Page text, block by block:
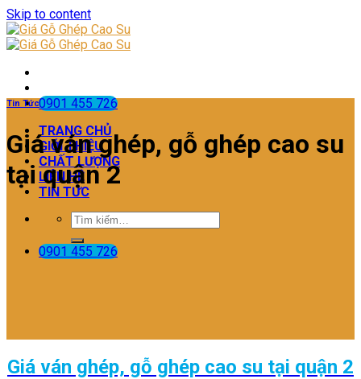
Skip to content
0901 455 726
TRANG CHỦ
GIỚI THIỆU
CHẤT LƯỢNG
LIÊN HỆ
TIN TỨC
0901 455 726
Tin Tức
Giá ván ghép, gỗ ghép cao su
tại quận 2
Giá ván ghép, gỗ ghép cao su tại quận 2